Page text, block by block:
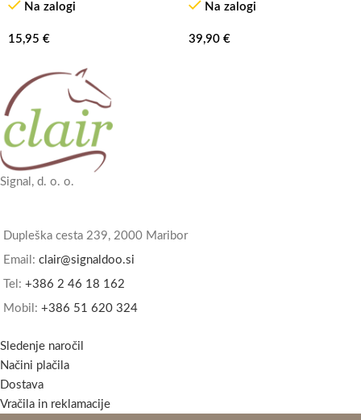
Na zalogi
15,95 €
Na zalogi
39,90 €
Signal, d. o. o.
Dupleška cesta 239, 2000 Maribor
Email: clair@signaldoo.si
Tel: +386 2 46 18 162
Mobil: +386 51 620 324
Sledenje naročil
Načini plačila
Dostava
Vračila in reklamacije